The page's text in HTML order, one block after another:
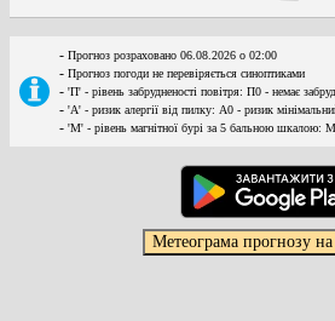
- Прогноз розраховано 06.08.2026 о 02:00
- Прогноз погоди не перевіряється синоптиками
- 'П' - рівень забрудненості повітря: П0 - немає
- 'А' - ризик алергії від пилку: А0 - ризик
- 'М' - рівень магнітної бурі за 5 бальною шкалою: